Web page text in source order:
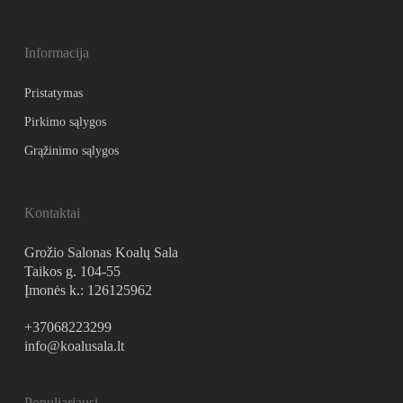
Informacija
Pristatymas
Pirkimo sąlygos
Grąžinimo sąlygos
Kontaktai
Grožio Salonas Koalų Sala
Taikos g. 104-55
Įmonės k.: 126125962
+37068223299
info@koalusala.lt